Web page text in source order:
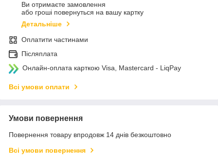
Ви отримаєте замовлення
або гроші повернуться на вашу картку
Детальніше
Оплатити частинами
Післяплата
Онлайн-оплата карткою Visa, Mastercard - LiqPay
Всі умови оплати
Умови повернення
Повернення товару впродовж 14 днів безкоштовно
Всі умови повернення